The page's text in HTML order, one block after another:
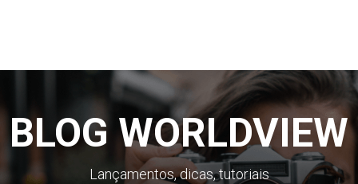
BLOG WORLDVIEW
Lançamentos, dicas, tutoriais